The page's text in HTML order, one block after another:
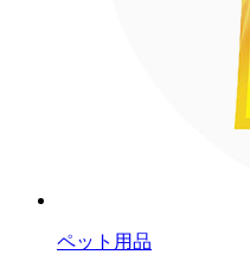
ペット用品